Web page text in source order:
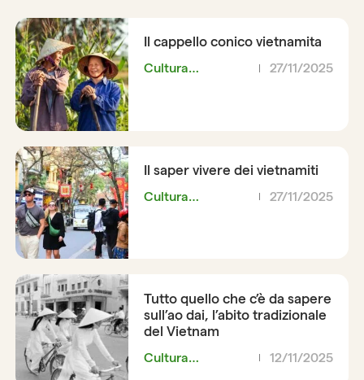
Il cappello conico vietnamita
Cultura
27/11/2025
Il saper vivere dei vietnamiti
Cultura
27/11/2025
Tutto quello che c’è da sapere
sull’ao dai, l’abito tradizionale
del Vietnam
Cultura
12/11/2025